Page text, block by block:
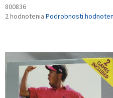
800836
Priemerné
5,0
z
hviezdičiek.
2 hodnotenia Podrobnosti